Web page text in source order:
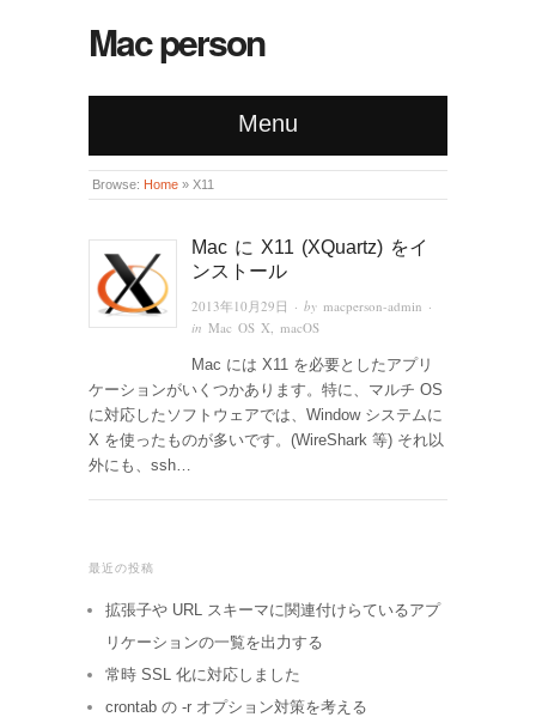
Mac person
Menu
Browse: Home » X11
Mac に X11 (XQuartz) をイ
ンストール
2013年10月29日 · by macperson-admin ·
inMac OS X macOS
Mac には X11 を必要としたアプリ
ケーションがいくつかあります。特に、マルチ OS
に対応したソフトウェアでは、Window システムに
X を使ったものが多いです。(WireShark 等) それ以
外にも、ssh…
最近の投稿
拡張子や URL スキーマに関連付けらているアプ
リケーションの一覧を出力する
常時 SSL 化に対応しました
crontab の -r オプション対策を考える